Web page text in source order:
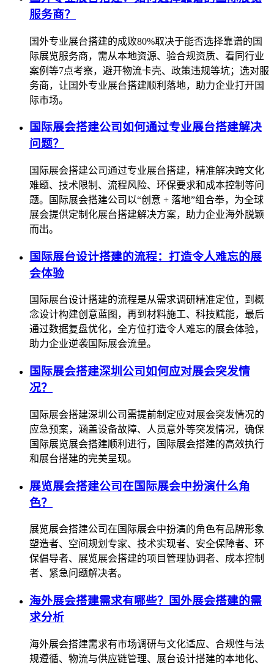
服务商？
国外专业展台搭建的成败80%取决于能否选择靠谱的国
际展览服务商，需从本地资源、验合规资质、看同行业
案例等7点考察，避开物流卡壳、政策违规等坑；选对服
务商，让国外专业展台搭建顺利落地，助力企业打开国
际市场。
国际展会搭建公司如何通过专业展台搭建解决
问题？
国际展会搭建公司通过专业展台搭建，精准解决跨文化
难题、技术限制、流程风险、环保要求和成本控制等问
题。国际展会搭建公司以“创意 + 落地”组合拳，为全球
展会提供定制化展台搭建解决方案，助力企业海外脱颖
而出。
国际展台设计搭建的流程：打造令人难忘的展
会体验
国际展台设计搭建的流程是从需求调研精准定位，到概
念设计构建创意蓝图，再到材料施工、科技赋能，最后
通过数据复盘优化，全方位打造令人难忘的展会体验，
助力企业逆袭国际展会流量。
国际展会搭建深圳公司如何应对展会突发情
况？
国际展会搭建深圳公司需提前制定应对展会突发情况的
应急预案，涵盖设备故障、人员意外等突发情况，确保
国际展览展会搭建顺利进行，国际展会搭建的高效执行
和展台搭建的完美呈现。
展览展会搭建公司在国际展会中扮演什么角
色？
展览展会搭建公司在国际展会中扮演的角色有品牌形象
塑造者、空间规划专家、技术实现者、安全保障者、环
保倡导者、展览展会搭建的项目管理协调者、成本控制
者、紧急问题解决者。
海外展会搭建需求有哪些？国外展会搭建的需
求分析
海外展会搭建需求有市场调研与文化适应、合规性与法
规遵循、物流与供应链管理、展台设计搭建的本地化、